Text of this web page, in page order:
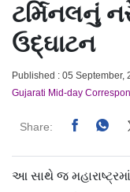
ટર્મિનલનું
ઉદ્ઘાટન
Published : 05 September,
Gujarati Mid-day
Share:
આ સાથે જ મહારાષ્ટ્રમાં